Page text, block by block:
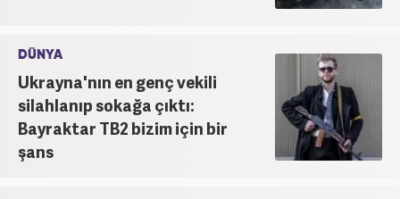
DÜNYA
Ukrayna'nın en genç vekili
silahlanıp sokağa çıktı:
Bayraktar TB2 bizim için bir
şans